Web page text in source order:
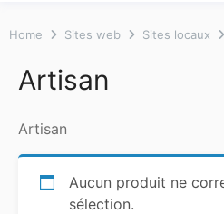
Home Sites web Sites locaux
Artisan
Artisan
Aucun produit ne
sélection.